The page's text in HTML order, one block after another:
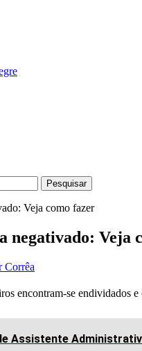
negativado: Veja
Corrêa
encontram-se endividados
Assistente